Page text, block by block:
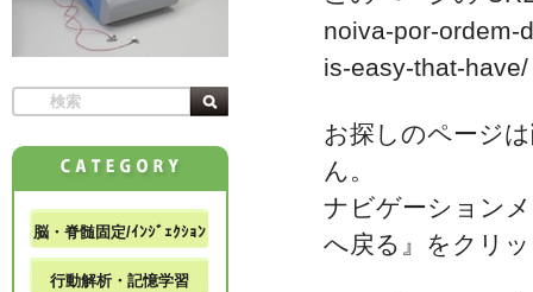
noiva-por-ordem-
is-easy-that-have/
お探しのページ
ん。
ナビゲーション
へ戻る』をクリ
脳・脊髄固定/ｲﾝｼﾞｪｸｼｮﾝ
行動解析・記憶学習